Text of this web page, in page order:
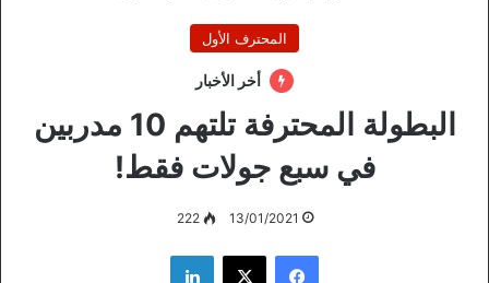
المحترف الأول
أخر الأخبار
البطولة المحترفة تلتهم 10 مدربين
في سبع جولات فقط!
13/01/2021
222
فيسبوك ‫X لينكدإن